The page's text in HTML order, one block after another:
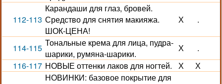
112-113
Карандаши для глаз, бровей.
Средство для снятия макияжа.
ШОК-ЦЕНА!
Х .
114-115 Тональные крема для лица, пудра-
шарики, румяна-шарики.
Х
.
116-117 НОВЫЕ оттенки лаков для ногтей. Х Х
НОВИНКИ: базовое покрытие для